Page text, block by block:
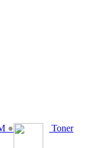
● Toner